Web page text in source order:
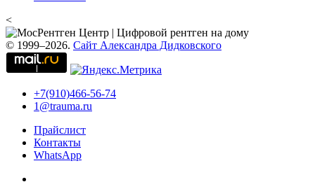
<
© 1999–2026. Сайт Александра Дидковского
+7(910)466-56-74
1@trauma.ru
Прайслист
Контакты
WhatsApp